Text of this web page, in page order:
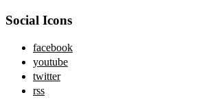
Social Icons
facebook
youtube
twitter
rss